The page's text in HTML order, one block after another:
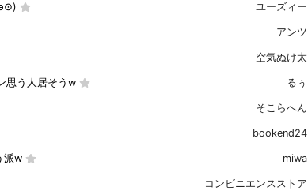
ユーズィー
アンツ
空気ぬけ太
思う人居そうw るぅ
そこらへん
bookend24
派w miwa
コンビニエンスストア